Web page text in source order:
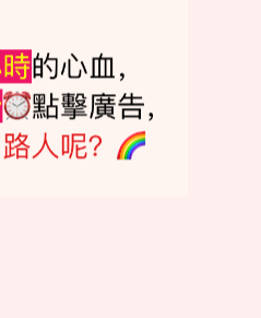
保持警覺非常重要。
但其實更關鍵的是找
治方案的多專科團